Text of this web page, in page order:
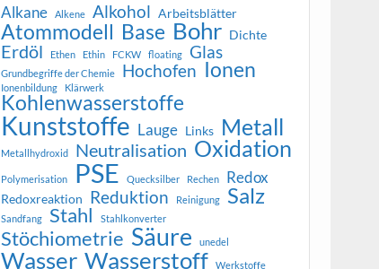
Alkane Alkene Alkohol Arbeitsblätter
Atommodell Base Bohr Dichte
Erdöl Ethen Ethin FCKW floating Glas
Grundbegriffe der Chemie Hochofen Ionen
Ionenbildung Klärwerk
Kohlenwasserstoffe
Kunststoffe Lauge Links Metall
Metallhydroxid Neutralisation Oxidation
Polymerisation PSE Quecksilber Rechen Redox
Redoxreaktion Reduktion Reinigung Salz
Sandfang Stahl Stahlkonverter
Stöchiometrie Säure unedel
Wasser Wasserstoff Werkstoffe